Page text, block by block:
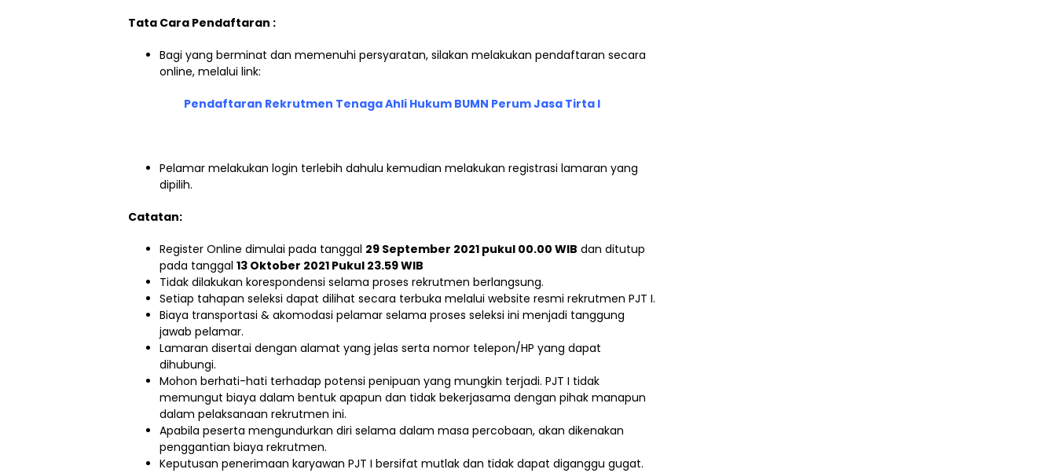
Tata Cara Pendaftaran :
Bagi yang berminat dan memenuhi persyaratan, silakan melakukan pendaftaran secara
online, melalui link:
Pendaftaran Rekrutmen Tenaga Ahli Hukum BUMN Perum Jasa Tirta I
Pelamar melakukan login terlebih dahulu kemudian melakukan registrasi lamaran yang
dipilih.
Catatan:
Register Online dimulai pada tanggal 29 September 2021 pukul 00.00 WIB dan ditutup
pada tanggal 13 Oktober 2021 Pukul 23.59 WIB
Tidak dilakukan korespondensi selama proses rekrutmen berlangsung.
Setiap tahapan seleksi dapat dilihat secara terbuka melalui website resmi rekrutmen PJT I.
Biaya transportasi & akomodasi pelamar selama proses seleksi ini menjadi tanggung
jawab pelamar.
Lamaran disertai dengan alamat yang jelas serta nomor telepon/HP yang dapat
dihubungi.
Mohon berhati-hati terhadap potensi penipuan yang mungkin terjadi. PJT I tidak
memungut biaya dalam bentuk apapun dan tidak bekerjasama dengan pihak manapun
dalam pelaksanaan rekrutmen ini.
Apabila peserta mengundurkan diri selama dalam masa percobaan, akan dikenakan
penggantian biaya rekrutmen.
Keputusan penerimaan karyawan PJT I bersifat mutlak dan tidak dapat diganggu gugat.